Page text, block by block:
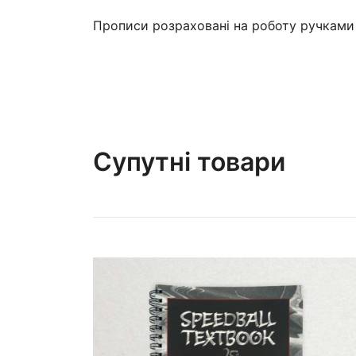
Прописи розраховані на роботу
Супутні товари